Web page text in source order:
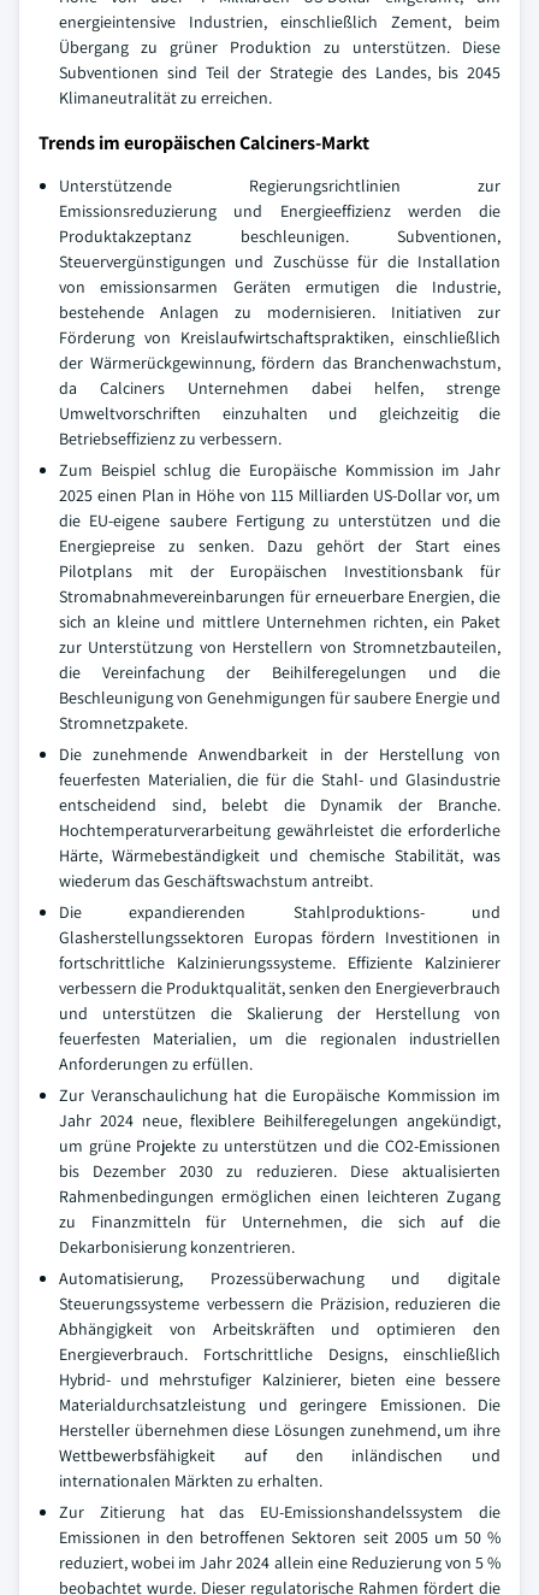
energieintensive Industrien, einschließlich Zement, beim
Übergang zu grüner Produktion zu unterstützen. Diese
Subventionen sind Teil der Strategie des Landes, bis 2045
Klimaneutralität zu erreichen.
Trends im europäischen Calciners-Markt
Unterstützende Regierungsrichtlinien zur
Emissionsreduzierung und Energieeffizienz werden die
Produktakzeptanz beschleunigen. Subventionen,
Steuervergünstigungen und Zuschüsse für die Installation
von emissionsarmen Geräten ermutigen die Industrie,
bestehende Anlagen zu modernisieren. Initiativen zur
Förderung von Kreislaufwirtschaftspraktiken, einschließlich
der Wärmerückgewinnung, fördern das Branchenwachstum,
da Calciners Unternehmen dabei helfen, strenge
Umweltvorschriften einzuhalten und gleichzeitig die
Betriebseffizienz zu verbessern.
Zum Beispiel schlug die Europäische Kommission im Jahr
2025 einen Plan in Höhe von 115 Milliarden US-Dollar vor, um
die EU-eigene saubere Fertigung zu unterstützen und die
Energiepreise zu senken. Dazu gehört der Start eines
Pilotplans mit der Europäischen Investitionsbank für
Stromabnahmevereinbarungen für erneuerbare Energien, die
sich an kleine und mittlere Unternehmen richten, ein Paket
zur Unterstützung von Herstellern von Stromnetzbauteilen,
die Vereinfachung der Beihilferegelungen und die
Beschleunigung von Genehmigungen für saubere Energie und
Stromnetzpakete.
Die zunehmende Anwendbarkeit in der Herstellung von
feuerfesten Materialien, die für die Stahl- und Glasindustrie
entscheidend sind, belebt die Dynamik der Branche.
Hochtemperaturverarbeitung gewährleistet die erforderliche
Härte, Wärmebeständigkeit und chemische Stabilität, was
wiederum das Geschäftswachstum antreibt.
Die expandierenden Stahlproduktions- und
Glasherstellungssektoren Europas fördern Investitionen in
fortschrittliche Kalzinierungssysteme. Effiziente Kalzinierer
verbessern die Produktqualität, senken den Energieverbrauch
und unterstützen die Skalierung der Herstellung von
feuerfesten Materialien, um die regionalen industriellen
Anforderungen zu erfüllen.
Zur Veranschaulichung hat die Europäische Kommission im
Jahr 2024 neue, flexiblere Beihilferegelungen angekündigt,
um grüne Projekte zu unterstützen und die CO2-Emissionen
bis Dezember 2030 zu reduzieren. Diese aktualisierten
Rahmenbedingungen ermöglichen einen leichteren Zugang
zu Finanzmitteln für Unternehmen, die sich auf die
Dekarbonisierung konzentrieren.
Automatisierung, Prozessüberwachung und digitale
Steuerungssysteme verbessern die Präzision, reduzieren die
Abhängigkeit von Arbeitskräften und optimieren den
Energieverbrauch. Fortschrittliche Designs, einschließlich
Hybrid- und mehrstufiger Kalzinierer, bieten eine bessere
Materialdurchsatzleistung und geringere Emissionen. Die
Hersteller übernehmen diese Lösungen zunehmend, um ihre
Wettbewerbsfähigkeit auf den inländischen und
internationalen Märkten zu erhalten.
Zur Zitierung hat das EU-Emissionshandelssystem die
Emissionen in den betroffenen Sektoren seit 2005 um 50 %
reduziert, wobei im Jahr 2024 allein eine Reduzierung von 5 %
beobachtet wurde. Dieser regulatorische Rahmen fördert die